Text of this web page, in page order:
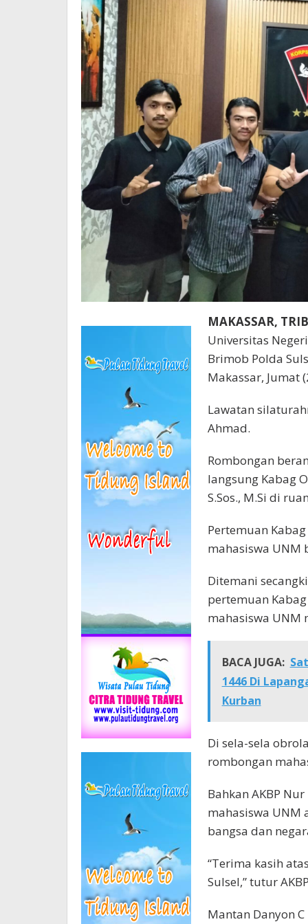
MAKASSAR,
Universitas
Brimob Polda
Makassar, Jumat
Lawatan
Ahmad.
Rombongan
langsung Kabag
S.Sos., M.Si di
Pertemuan
mahasiswa UNM
Ditemani
pertemuan
mahasiswa UNM
BACA JUGA:
1446 Di
Kurban
Di sela-sela
rombongan
Bahkan AKBP
mahasiswa UNM
bangsa dan
“Terima kasih
Sulsel,” tutur
Mantan Danyon